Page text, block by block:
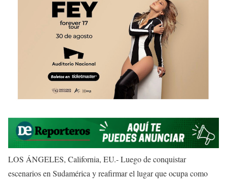
LOS ÁNGELES, California, EU.- Luego de conquistar
escenarios en Sudamérica y reafirmar el lugar que ocupa como